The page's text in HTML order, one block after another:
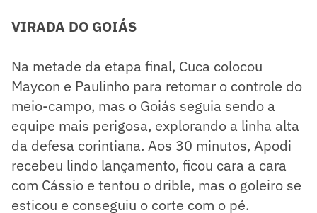
VIRADA DO GOIÁS
Na metade da etapa final, Cuca colocou
Maycon e Paulinho para retomar o controle do
meio-campo, mas o Goiás seguia sendo a
equipe mais perigosa, explorando a linha alta
da defesa corintiana. Aos 30 minutos, Apodi
recebeu lindo lançamento, ficou cara a cara
com Cássio e tentou o drible, mas o goleiro se
esticou e conseguiu o corte com o pé.